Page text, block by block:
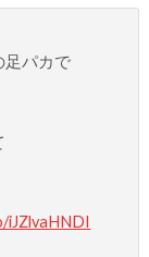
足パカで
iJZlvaHNDI